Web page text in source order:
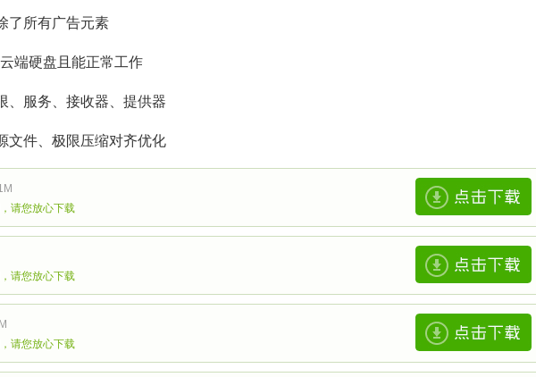
了所有广告元素
端硬盘且能正常工作
、服务、接收器、提供器
文件、极限压缩对齐优化
请您放心下载
请您放心下载
请您放心下载